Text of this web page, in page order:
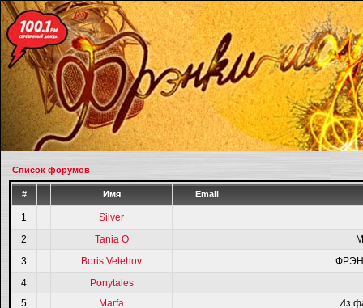
Список форумов
# Имя Email
1
Silver
2
Tania O
3
Boris Velehov
4
Ponytales
5
Marfa
Из